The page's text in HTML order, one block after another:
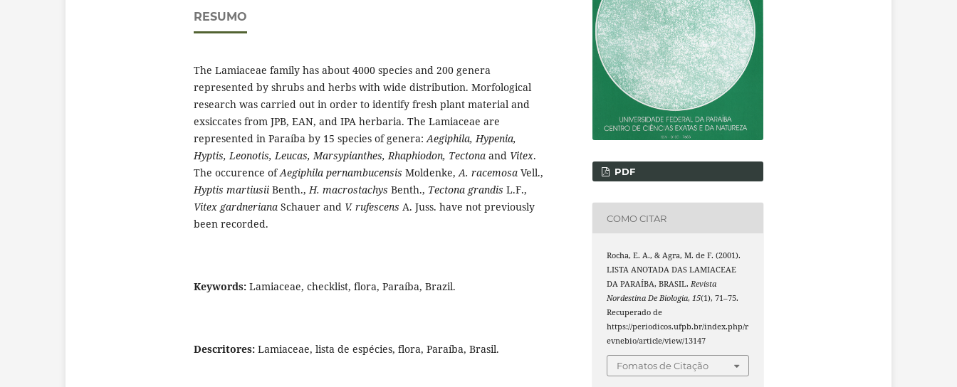
RESUMO
The Lamiaceae family has about 4000 species and 200 genera
represented by shrubs and herbs with wide distribution. Morfological
research was carried out in order to identify fresh plant material and
exsiccates from JPB, EAN, and IPA herbaria. The Lamiaceae are
represented in Paraíba by 15 species of genera:Aegiphila, Hypenia,
Hyptis, Leonotis, Leucas, Marsypianthes, Rhaphiodon, Tectona and Vitex.
The occurence ofAegiphila pernambucensis Moldenke,A. racemosa Vell.,
Hyptis martiusii Benth.,H. macrostachys Benth., Tectona grandis L.F.,
Vitex gardneriana Schauer and V. rufescens A. Juss. have not previously
been recorded.
Keywords: Lamiaceae, checklist, flora, Paraíba, Brazil.
Descritores: Lamiaceae, lista de espécies, flora, Paraíba, Brasil.
PDF
COMO CITAR
Rocha, E. A., & Agra, M. de F. (2001).
LISTA ANOTADA DAS LAMIACEAE
DA PARAÍBA, BRASIL. Revista
Nordestina De Biologia, 15(1), 71–75.
Recuperado de
https://periodicos.ufpb.br/index.php/r
evnebio/article/view/13147
Fomatos de Citação